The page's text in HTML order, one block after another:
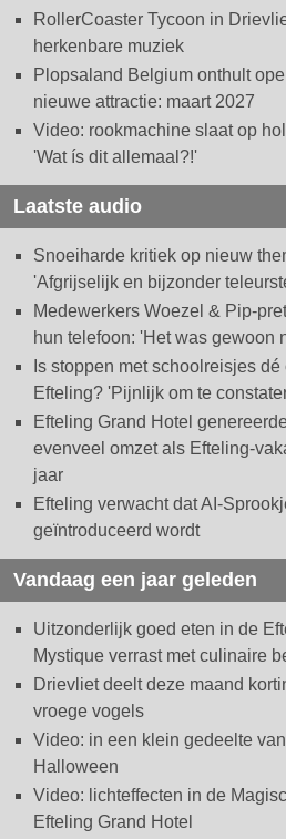
RollerCoaster Tycoon in
herkenbare muziek
Plopsaland Belgium onthult
nieuwe attractie: maart 2027
Video: rookmachine slaat op
'Wat ís dit allemaal?!'
Laatste audio
Snoeiharde kritiek op nieuw
'Afgrijselijk en bijzonder
Medewerkers Woezel & Pip-
hun telefoon: 'Het was gewoon
Is stoppen met schoolreisjes
Efteling? 'Pijnlijk om te
Efteling Grand Hotel
evenveel omzet als Efteling-
jaar
Efteling verwacht dat AI-
geïntroduceerd wordt
Vandaag een jaar geleden
Uitzonderlijk goed eten in de
Mystique verrast met culinaire
Drievliet deelt deze maand
vroege vogels
Video: in een klein gedeelte
Halloween
Video: lichteffecten in de
Efteling Grand Hotel